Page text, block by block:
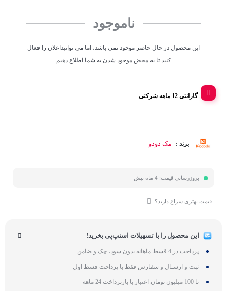
ناموجود
این محصول در حال حاضر موجود نمی باشد، اما می توانیداعلان را فعال
کنید تا به محض موجود شدن به شما اطلاع دهیم
گارانتی 12 ماهه شرکتی
برند : مک دودو
بروزرسانی قیمت: 4 ماه پیش
قیمت بهتری سراغ دارید؟
این محصول را با تسهیلات اسنپ‌پی بخرید!
پرداخت در 4 قسط ماهانه بدون سود، چک و ضامن
ثبت و ارسـال و سفارش فقط با پرداخت قسط اول
تا 100 میلیون تومان اعتبار با بازپرداخت 24 ماهه